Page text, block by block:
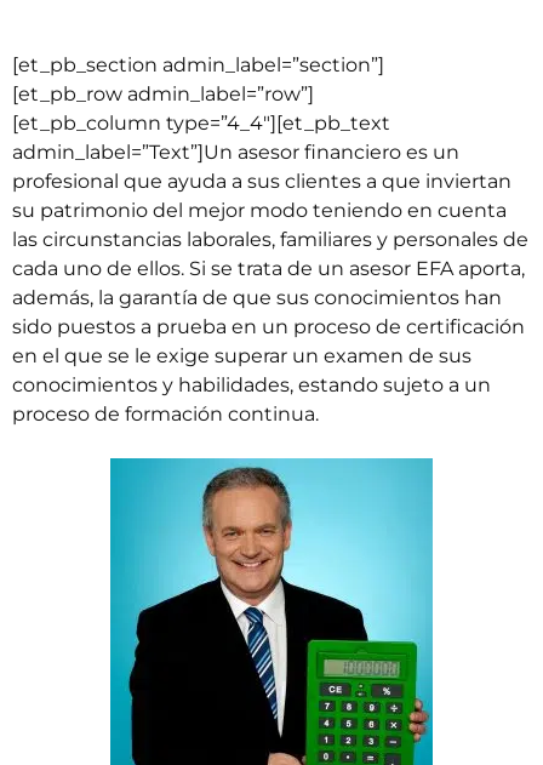
[et_pb_section admin_label=”section”]
[et_pb_row admin_label=”row”]
[et_pb_column type=”4_4″][et_pb_text
admin_label=”Text”]Un asesor financiero es un
profesional que ayuda a sus clientes a que inviertan
su patrimonio del mejor modo teniendo en cuenta
las circunstancias laborales, familiares y personales de
cada uno de ellos. Si se trata de un asesor EFA aporta,
además, la garantía de que sus conocimientos han
sido puestos a prueba en un proceso de certificación
en el que se le exige superar un examen de sus
conocimientos y habilidades, estando sujeto a un
proceso de formación continua.